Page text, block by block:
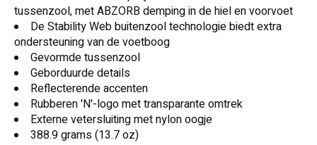
tussenzool, met ABZORB demping in de hiel en voorvoet
De Stability Web buitenzool technologie biedt extra
ondersteuning van de voetboog
Gevormde tussenzool
Geborduurde details
Reflecterende accenten
Rubberen 'N'-logo met transparante omtrek
Externe vetersluiting met nylon oogje
388.9 grams (13.7 oz)